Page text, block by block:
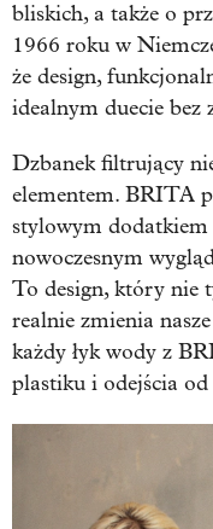
bliskich, a także o
1966 roku w
że design,
idealnym duecie bez
Dzbanek filtrujący
elementem. BRITA
stylowym dodatkiem
nowoczesnym
To design, który nie
realnie zmienia
każdy łyk wody z
plastiku i odejścia